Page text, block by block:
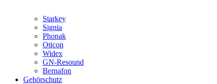
Starkey
Signia
Phonak
Oticon
Widex
GN-Resound
Bernafon
Gehörschutz